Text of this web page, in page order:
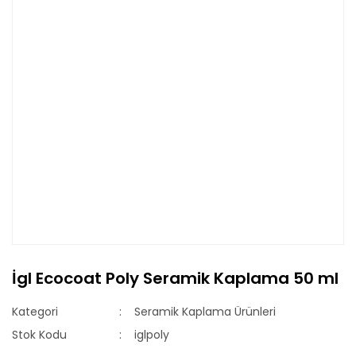
İgl Ecocoat Poly Seramik Kaplama 50 ml
Kategori
Seramik Kaplama Ürünleri
Stok Kodu
iglpoly